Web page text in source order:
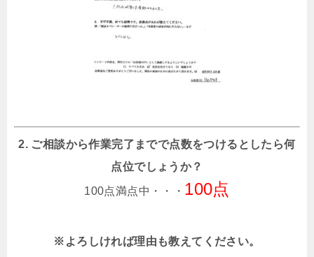
2. ご相談から作業完了までで点数をつけるとしたら何
点位でしょうか？
100点満点中・・・ 100点
※よろしければ理由も教えてください。